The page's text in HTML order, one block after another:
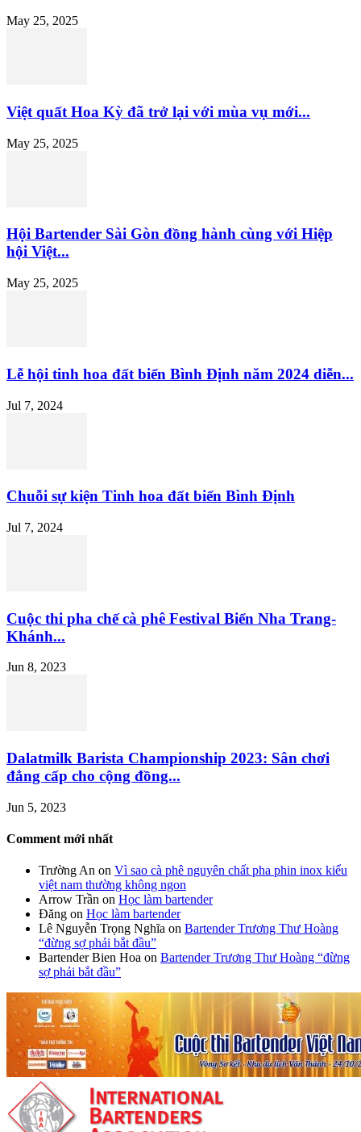
May 25, 2025
Việt quất Hoa Kỳ đã trở lại với mùa vụ mới...
May 25, 2025
Hội Bartender Sài Gòn đồng hành cùng với Hiệp
hội Việt...
May 25, 2025
Lễ hội tinh hoa đất biển Bình Định năm 2024 diễn...
Jul 7, 2024
Chuỗi sự kiện Tinh hoa đất biển Bình Định
Jul 7, 2024
Cuộc thi pha chế cà phê Festival Biển Nha Trang-
Khánh...
Jun 8, 2023
Dalatmilk Barista Championship 2023: Sân chơi
đẳng cấp cho cộng đồng...
Jun 5, 2023
Comment mới nhất
Trường An on Vì sao cà phê nguyên chất pha phin inox kiểu
việt nam thường không ngon
Arrow Trần on Học làm bartender
Đăng on Học làm bartender
Lê Nguyễn Trọng Nghĩa on Bartender Trương Thư Hoàng
“đừng sợ phải bắt đầu”
Bartender Bien Hoa on Bartender Trương Thư Hoàng “đừng
sợ phải bắt đầu”